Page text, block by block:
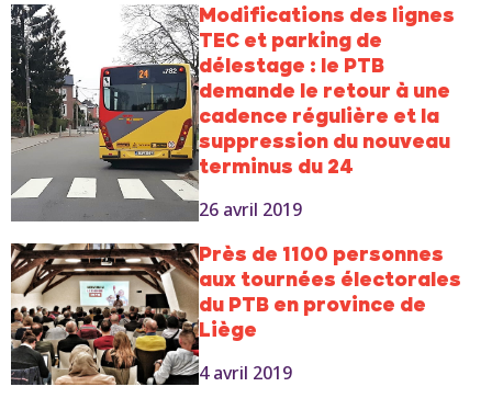
Modifications des lignes
TEC et parking de
délestage : le PTB
demande le retour à une
cadence régulière et la
suppression du nouveau
terminus du 24
26 avril 2019
Près de 1100 personnes
aux tournées électorales
du PTB en province de
Liège
4 avril 2019